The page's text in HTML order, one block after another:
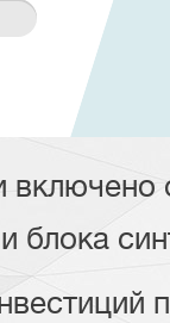
включено
блока